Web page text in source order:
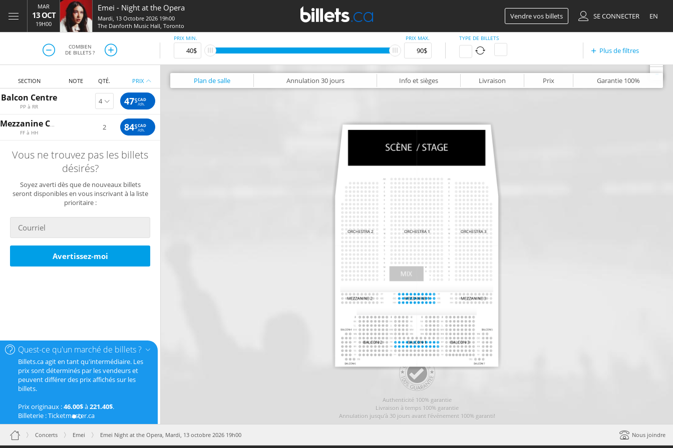
MAR
13 OCT
19H00
Emei - Night at the Opera
Mardi, 13 Octobre 2026 19h00
The Danforth Music Hall, Toronto
Vendre vos billets SE CONNECTER EN
COMBIEN
DE BILLETS ?
PRIX MIN. PRIX MAX. TYPE DE BILLETS
Plus de filtres
Quest-ce qu'un marché de billets ?
Billets.ca agit en tant qu'intermédiaire. Les
prix sont déterminés par les vendeurs et
peuvent différer des prix affichés sur les
billets.
Prix originaux :46.00$à221.40$.
Billeterie : Ticketmaster.ca
SECTION NOTE QTÉ. PRIX
Balcon Centre
PP à RR 47$CAD
/ch.
Mezzanine Centre
FF à HH
2 84$CAD
/ch.
Vous ne trouvez pas les billets
désirés?
Soyez averti dès que de nouveaux billets
seront disponibles en vous inscrivant à la liste
prioritaire :
Avertissez-moi
Plan de salle Annulation 30 jours Info et sièges Livraison Prix Garantie 100%
Authenticité 100% garantie
Livraison à temps 100% garantie
Annulation jusqu'à 30 jours avant l'événement 100% garanti!
-
Concerts Emei Emei Night at the Opera, Mardi, 13 octobre 2026 19h00 Nous joindre